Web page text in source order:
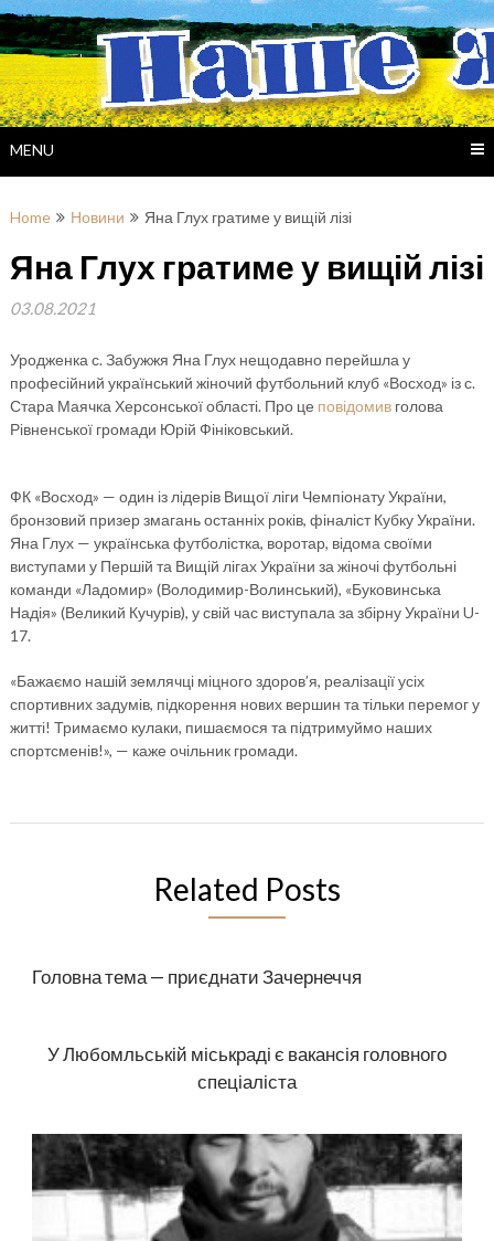
Skip
to
content
MENU
Home Новини Яна Глух гратиме у вищій лізі
Яна Глух гратиме у вищій лізі
03.08.2021
Уродженка с. Забужжя Яна Глух нещодавно перейшла у
професійний український жіночий футбольний клуб «Восход» із с.
Стара Маячка Херсонської області. Про це повідомивголова
Рівненської громади Юрій Фініковський.
ФК «Восход» — один із лідерів Вищої ліги Чемпіонату України,
бронзовий призер змагань останніх років, фіналіст Кубку України.
Яна Глух — українська футболістка, воротар, відома своїми
виступами у Першій та Вищій лігах України за жіночі футбольні
команди «Ладомир» (Володимир-Волинський), «Буковинська
Надія» (Великий Кучурів), у свій час виступала за збірну України U-
17.
«Бажаємо нашій землячці міцного здоров’я, реалізації усіх
спортивних задумів, підкорення нових вершин та тільки перемог у
житті! Тримаємо кулаки, пишаємося та підтримуймо наших
спортсменів!», — каже очільник громади.
Related Posts
Головна тема — приєднати Зачернеччя
У Любомльській міськраді є вакансія головного
спеціаліста